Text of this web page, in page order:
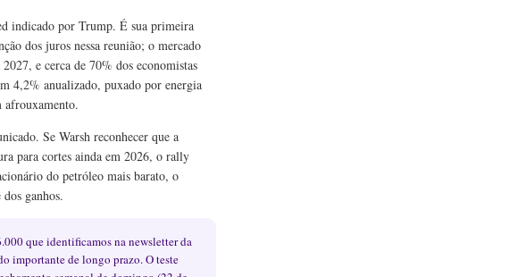
indicado por Trump. É sua primeira
dos juros nessa reunião; o mercado
e cerca de 70% dos economistas
4,2% anualizado, puxado por energia
afrouxamento.
Se Warsh reconhecer que a
para cortes ainda em 2026, o rally
do petróleo mais barato, o
ganhos.
que identificamos na newsletter da
importante de longo prazo. O teste